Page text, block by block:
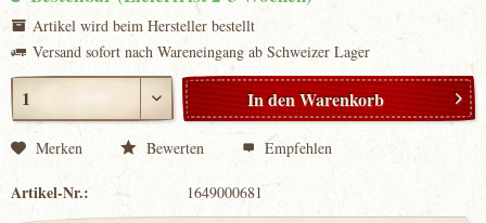
Artikel wird beim Hersteller bestellt
Versand sofort nach Wareneingang ab Schweizer Lager
In denWarenkorb
Merken Bewerten Empfehlen
Artikel-Nr.: 1649000681